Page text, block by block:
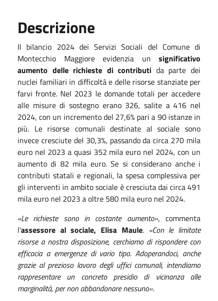
Descrizione
Il bilancio 2024 dei Servizi Sociali del Comune di
Montecchio Maggiore evidenzia un significativo
aumento delle richieste di contributi da parte dei
nuclei familiari in difficoltà e delle risorse stanziate per
farvi fronte. Nel 2023 le domande totali per accedere
alle misure di sostegno erano 326, salite a 416 nel
2024, con un incremento del 27,6% pari a 90 istanze in
più. Le risorse comunali destinate al sociale sono
invece cresciute del 30,3%, passando da circa 270 mila
euro nel 2023 a quasi 352 mila euro nel 2024, con un
aumento di 82 mila euro. Se si considerano anche i
contributi statali e regionali, la spesa complessiva per
gli interventi in ambito sociale è cresciuta dai circa 491
mila euro nel 2023 a oltre 580 mila euro nel 2024.
«Le richieste sono in costante aumento», commenta
l'assessore al sociale, Elisa Maule. «Con le limitate
risorse a nostra disposizione, cerchiamo di rispondere con
efficacia a emergenze di vario tipo. Adoperandoci, anche
grazie al prezioso lavoro degli uffici comunali, intendiamo
rappresentare un concreto presidio di vicinanza alle
marginalità, per non abbandonare nessuno».